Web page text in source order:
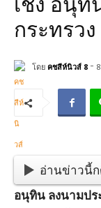
กระทรว
โดย คชสีห์นิวส์ 8 -
อ่านข่าวนี้
อนุทิน ลงนามปร